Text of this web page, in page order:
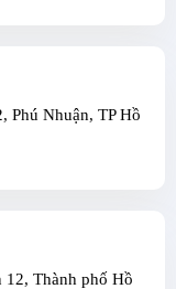
Phú Nhuận, TP Hồ
12, Thành phố Hồ